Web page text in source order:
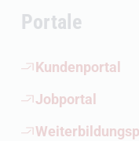
Portale
Kundenportal
(Öffnet externen
Jobportal
(Öffnet externen
(Öffnet externen